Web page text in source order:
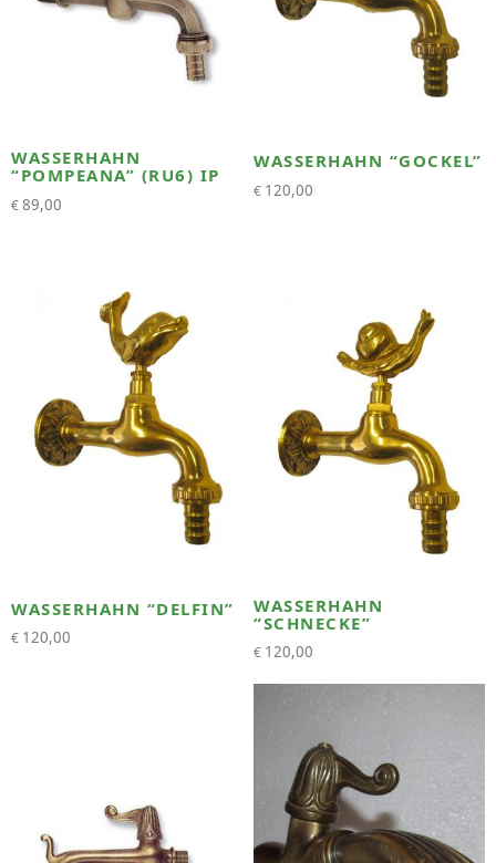
WASSERHAHN
“POMPEANA” (RU6) IP
€89,00
WASSERHAHN “GOCKEL”
€ 120,00
WASSERHAHN “DELFIN”
€ 120,00
WASSERHAHN
“SCHNECKE”
€ 120,00